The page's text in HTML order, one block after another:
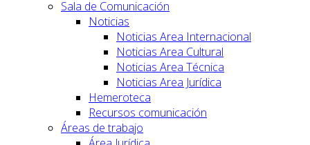
Sala de Comunicación
Noticias
Noticias Area Internacional
Noticias Area Cultural
Noticias Area Técnica
Noticias Area Jurídica
Hemeroteca
Recursos comunicación
Áreas de trabajo